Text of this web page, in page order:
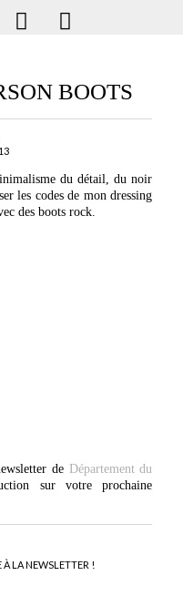
BOOTS
du détail, du noir
les codes de mon dressing
des boots rock.
deDépartement du
sur votre prochaine
LA NEWSLETTER !